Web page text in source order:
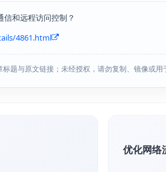
和远程访问控制？
4861.html
题与原文链接；未经授权，请勿复制、镜像或用
优化网络